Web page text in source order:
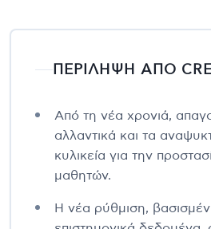
ΠΕΡΙΛΗΨΗ ΑΠΟ
Από τη νέα χρονιά,
αλλαντικά και τα
κυλικεία για την
μαθητών.
Η νέα ρύθμιση,